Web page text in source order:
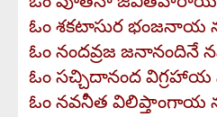
ఓం శకటాసుర భంజనాయ
ఓం నందవ్రజ జనానందినే
ఓం సచ్చిదానంద విగ్రహాయ
ఓం నవనీత విలిప్తాంగాయ